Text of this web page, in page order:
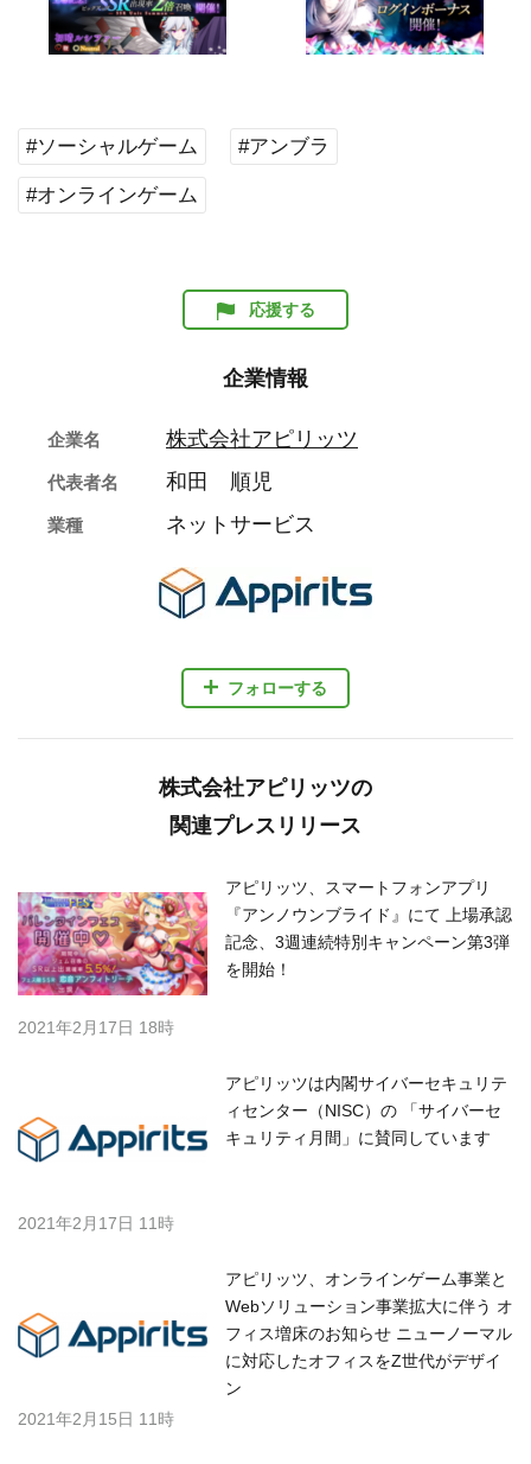
#ソーシャルゲーム #アンブラ
#オンラインゲーム
応援する
企業情報
フォローする
企業名 株式会社アピリッツ
代表者名 和田 順児
業種 ネットサービス
株式会社アピリッツの
関連プレスリリース
アピリッツ、スマートフォンアプリ
『アンノウンブライド』にて 上場承認
記念、3週連続特別キャンペーン第3弾
を開始！
2021年2月17日 18時
アピリッツは内閣サイバーセキュリテ
ィセンター（NISC）の 「サイバーセ
キュリティ月間」に賛同しています
2021年2月17日 11時
アピリッツ、オンラインゲーム事業と
Webソリューション事業拡大に伴う オ
フィス増床のお知らせ ニューノーマル
に対応したオフィスをZ世代がデザイ
ン
2021年2月15日 11時